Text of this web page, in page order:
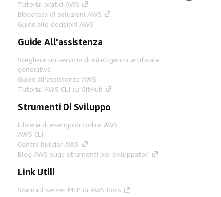
Tutorial pratici AWS
Biblioteca di soluzioni AWS
Guide alle decisioni AWS
Guide All'assistenza
Scegliere un servizio di intelligenza artificiale
generativa
Guide all'assistenza AWS
Tutorial AWS CLI su GitHub
Strumenti Di Sviluppo
Libreria di esempi di codice AWS
AWS CLI
Centro builder AWS
Blog AWS sugli strumenti per sviluppatori
Link Utili
Scarica il server MCP di AWS Docs